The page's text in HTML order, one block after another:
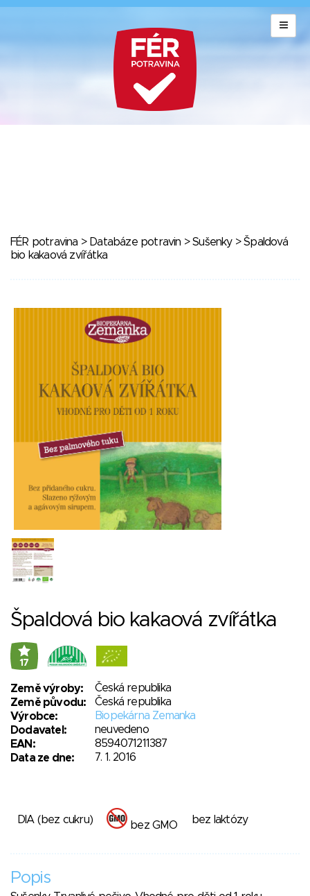
FÉR potravina > Databáze potravin >Sušenky> Špaldová
bio kakaová zvířátka
Špaldová bio kakaová zvířátka
17
Země výroby:
Česká republika
Země původu:
Česká republika
Výrobce:
Biopekárna Zemanka
Dodavatel:
neuvedeno
EAN:
8594071211387
Data ze dne:
7. 1. 2016
DIA (bez cukru) bez GMO bez laktózy
Popis